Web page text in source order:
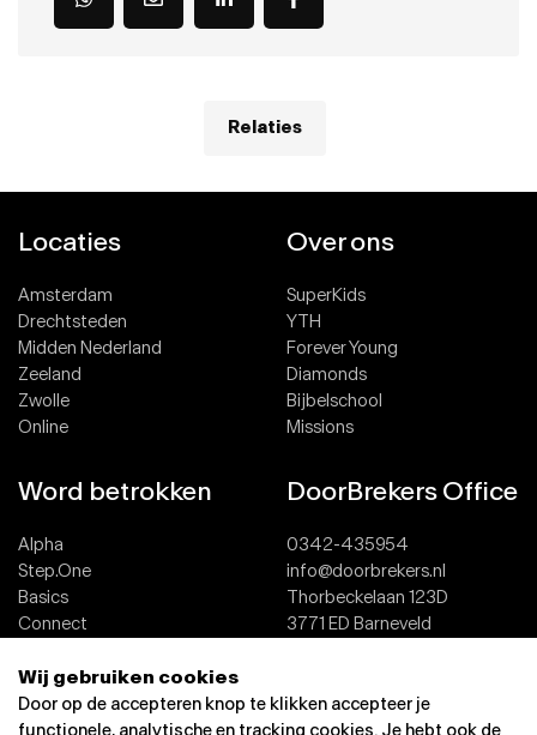
Relaties
Locaties
Amsterdam
Drechtsteden
Midden Nederland
Zeeland
Zwolle
Online
Over ons
SuperKids
YTH
Forever Young
Diamonds
Bijbelschool
Missions
Word betrokken
Alpha
Step.One
Basics
Connect
Dopen
DoorBrekers Office
0342-435954
info@doorbrekers.nl
Thorbeckelaan 123D
3771 ED Barneveld
Wij gebruiken cookies
Door op de accepteren knop te klikken accepteer je